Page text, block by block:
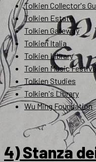
Tolkien Collector's
Tolkien Estate
Tolkien Gateway
Tolkien Italia
Tolkien Library
Tolkien Music
Tolkien Studies
Tolkien's Library
Wu Ming Foundation
4) Stanza